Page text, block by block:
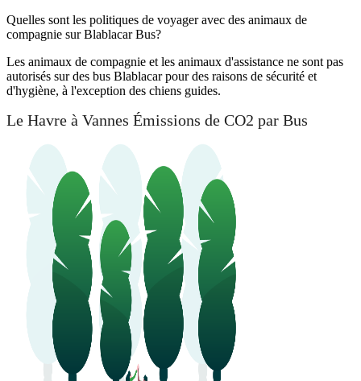
Quelles sont les politiques de voyager avec des animaux de
compagnie sur Blablacar Bus?
Les animaux de compagnie et les animaux d'assistance ne sont pas
autorisés sur des bus Blablacar pour des raisons de sécurité et
d'hygiène, à l'exception des chiens guides.
Le Havre à Vannes Émissions de CO2 par Bus